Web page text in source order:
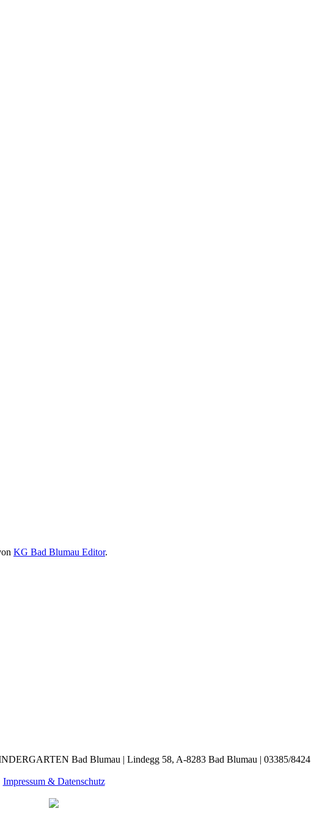
KG Bad Blumau Editor.
Bad Blumau | Lindegg 58, A-8283 Bad Blumau | 03385/8424
Impressum & Datenschutz